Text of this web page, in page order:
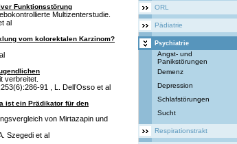
Funktionsstörung
Multizenterstudie.
al
vom kolorektalen Karzinom?
verbreitet.
91 , L. Dell’Osso et al
ist ein Prädikator für den
von Mirtazapin und
Szegedi et al
ORL
Pädiatrie
Psychiatrie
Angst- und
Panikstörungen
Demenz
Depression
Schlafstörungen
Sucht
Respirationstrakt